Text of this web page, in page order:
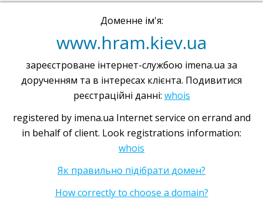
Доменне ім'я:
www.hram.kiev.ua
зареєстроване інтернет-службою imena.ua за
дорученням та в інтересах клієнта. Подивитися
реєстраційні данні: whois
registered by imena.ua Internet service on errand and
in behalf of client. Look registrations information:
whois
Як правильно підібрати домен?
How correctly to choose a domain?